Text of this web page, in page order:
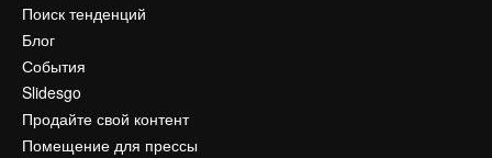
Поиск тенденций
Блог
События
Slidesgo
Продайте свой контент
Помещение для прессы